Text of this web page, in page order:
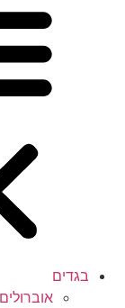
בגדים
אוברולים